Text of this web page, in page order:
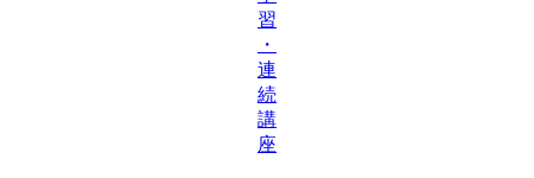
習
・
連
続
講
座